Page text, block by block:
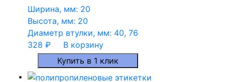
Ширина, мм: 20
Высота, мм: 20
Диаметр втулки, мм: 40, 76
328 ₽
В корзину
Купить в 1 клик